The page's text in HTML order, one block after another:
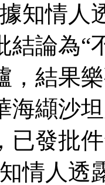
知情人
結論為“
，結果
海纈沙
已發批
情人透